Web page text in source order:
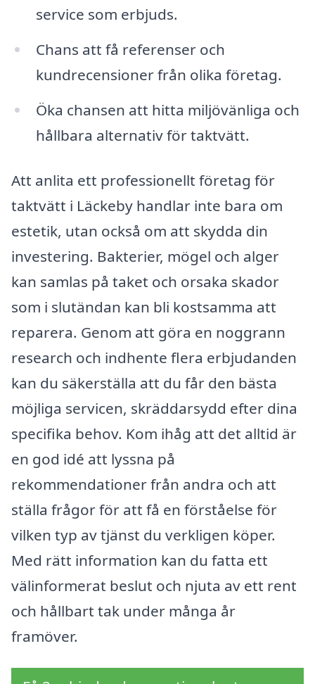
service som erbjuds.
Chans att få referenser och
kundrecensioner från olika företag.
Öka chansen att hitta miljövänliga och
hållbara alternativ för taktvätt.
Att anlita ett professionellt företag för
taktvätt i Läckeby handlar inte bara om
estetik, utan också om att skydda din
investering. Bakterier, mögel och alger
kan samlas på taket och orsaka skador
som i slutändan kan bli kostsamma att
reparera. Genom att göra en noggrann
research och indhente flera erbjudanden
kan du säkerställa att du får den bästa
möjliga servicen, skräddarsydd efter dina
specifika behov. Kom ihåg att det alltid är
en god idé att lyssna på
rekommendationer från andra och att
ställa frågor för att få en förståelse för
vilken typ av tjänst du verkligen köper.
Med rätt information kan du fatta ett
välinformerat beslut och njuta av ett rent
och hållbart tak under många år
framöver.